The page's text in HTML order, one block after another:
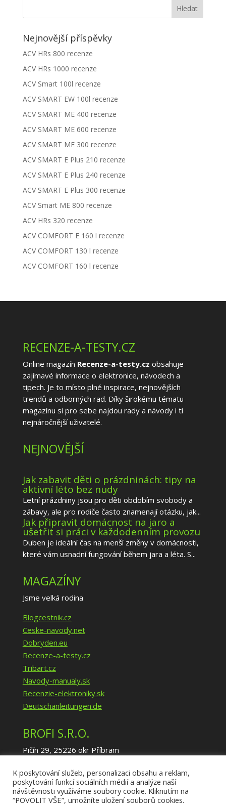
Nejnovější příspěvky
ACV HRs 800 recenze
ACV HRs 1000 recenze
ACV Smart 100l recenze
ACV SMART EW 100l recenze
ACV SMART ME 400 recenze
ACV SMART ME 600 recenze
ACV SMART ME 300 recenze
ACV SMART E Plus 210 recenze
ACV SMART E Plus 240 recenze
ACV SMART E Plus 300 recenze
ACV Smart ME 800 recenze
ACV HRs 320 recenze
ACV COMFORT E 160 l recenze
ACV COMFORT 130 l recenze
ACV COMFORT 160 l recenze
RECENZE-A-TESTY.CZ
Online magazín Recenze-a-testy.cz obsahuje
zajímavé informace o elektronice, návodech a
tipech. Je to místo plné inspirace, nejnovějších
trendů a odborných rad. Díky širokému tématu
magazínu si pro sebe najdou rady a návody i ti
nejnáročnější uživatelé.
NEJNOVĚJŠÍ
Jak zabavit děti o prázdninách: tipy na
aktivní léto bez nudy
Letní prázdniny jsou pro děti obdobím svobody a
zábavy, ale pro rodiče často znamenají otázku, jak...
Jak připravit domácnost na jaro a
ušetřit si práci v každodenním provozu
Duben je ideální čas na menší změny v domácnosti,
které vám usnadní fungování během jara a léta. S...
MAGAZÍNY
Jsme velká rodina
Blogcestnik.cz
Ceske-navody.net
Dobryden.eu
Recenze-a-testy.cz
Tribart.cz
Navody-manualy.sk
Recenzie-elektroniky.sk
Deutschanleitungen.de
BROFI S.R.O.
Pičín 29, 25226 okr Příbram
DIČ: CZ02940035
info@brofi.eu
https://www.brofi.eu/
K poskytování služeb, personalizaci obsahu a reklam,
poskytování funkcí sociálních médií a analýze naší
návštěvnosti využíváme soubory cookie. Kliknutím na
“POVOLIT VŠE”, umožníte uložení souborů cookies.